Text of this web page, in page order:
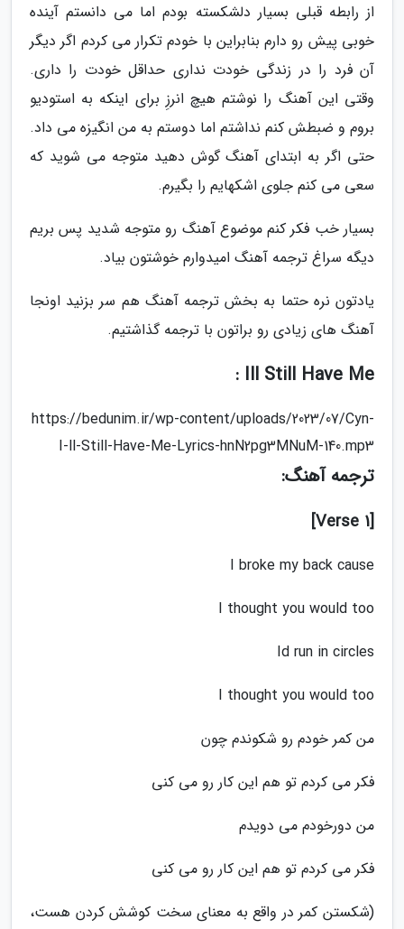
از رابطه قبلی بسیار دلشکسته بودم اما می دانستم آینده
خوبی پیش رو دارم بنابراین با خودم تکرار می کردم اگر دیگر
آن فرد را در زندگی خودت نداری حداقل خودت را داری.
وقتی این آهنگ را نوشتم هیچ انرزِ برای اینکه به استودیو
بروم و ضبطش کنم نداشتم اما دوستم به من انگیزه می داد.
حتی اگر به ابتدای آهنگ گوش دهید متوجه می شوید که
سعی می کنم جلوی اشکهایم را بگیرم.
بسیار خب فکر کنم موضوع آهنگ رو متوجه شدید پس بریم
دیگه سراغ ترجمه آهنگ امیدوارم خوشتون بیاد.
یادتون نره حتما به بخش ترجمه آهنگ هم سر بزنید اونجا
آهنگ های زیادی رو براتون با ترجمه گذاشتیم.
Ill Still Have Me :
https://bedunim.ir/wp-content/uploads/2023/07/Cyn-
I-ll-Still-Have-Me-Lyrics-hnN2pg3MNuM-140.mp3
ترجمه آهنگ:
[Verse 1]
I broke my back cause
I thought you would too
Id run in circles
I thought you would too
من کمر خودم رو شکوندم چون
فکر می کردم تو هم این کار رو می کنی
من دورخودم می دویدم
فکر می کردم تو هم این کار رو می کنی
(شکستن کمر در واقع به معنای سخت کوشش کردن هست،